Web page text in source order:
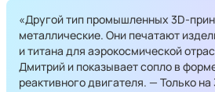
«Другой тип промышленных 3D-
металлические. Они печатают
и титана для аэрокосмической
Дмитрий и показывает сопло в
реактивного двигателя. — Только